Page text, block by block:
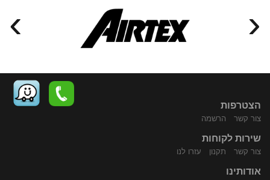
› ‹
הצטרפות
צור קשר הרשמה
שירות לקוחות
צור קשר תקנון עזרו לנו
אודותינו